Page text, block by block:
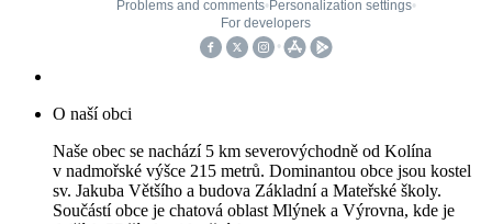
O naší obci
Naše obec se nachází 5 km severovýchodně od Kolína
v nadmořské výšce 215 metrů. Dominantou obce jsou kostel
sv. Jakuba Většího a budova Základní a Mateřské školy.
Součástí obce je chatová oblast Mlýnek a Výrovna, kde je